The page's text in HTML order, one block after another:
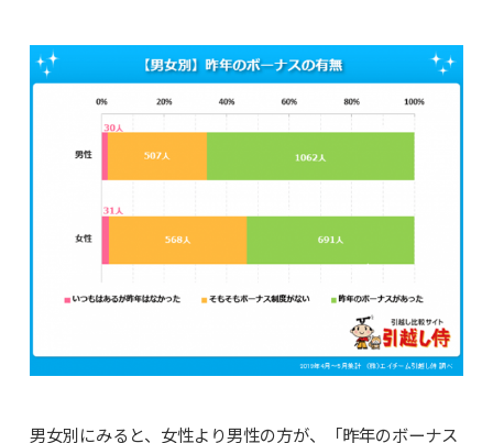
男女別にみると、女性より男性の方が、「昨年のボーナス